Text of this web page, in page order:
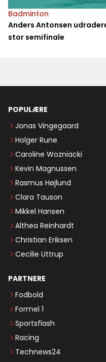
Badminton
Anders Antonsen
stor semifinale
POPULÆRE
Jonas Vingegaard
Holger Rune
Caroline Wozniacki
Kevin Magnussen
Rasmus Højlund
Clara Tauson
Mikkel Hansen
Althea Reinhardt
Christian Eriksen
Cecilie Uttrup
PARTNERE
Fodbold
Formel 1
Sportsflash
Racing
Technews24